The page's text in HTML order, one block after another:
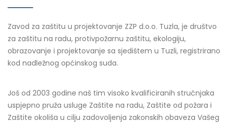
Zavod za zaštitu u projektovanje ZZP d.o.o. Tuzla, je društvo
za zaštitu na radu, protivpožarnu zaštitu, ekologiju,
obrazovanje i projektovanje sa sjedištem u Tuzli, registrirano
kod nadležnog općinskog suda.
Još od 2003 godine naš tim visoko kvalificiranih stručnjaka
uspjepno pruža usluge Zaštite na radu, Zaštite od požara i
Zaštite okoliša u cilju zadovoljenja zakonskih obaveza Vašeg